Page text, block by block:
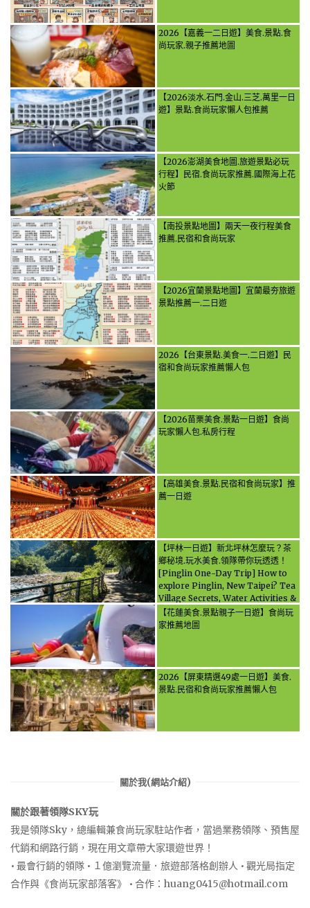
2026【嘉義一二日遊】美食.景點.食
尚玩家.親子推薦地圖
【2026淡水.石門.金山.三芝.萬里一日
遊】景點.食尚玩家懶人包推薦
【2026澎湖美食地圖.旅遊景點必玩
行程】民宿.食尚玩家推薦.國際海上花
火節
【南投景點地圖】兩天一夜行程美食
推薦.民宿和食尚玩家
【2026宜蘭景點地圖】宜蘭最夯旅遊
景點推薦一.二日遊
2026【台東景點.美食一.二日遊】民
宿和食尚玩家推薦懶人包
【2026苗栗美食.景點一日遊】食尚
玩家懶人包.私房行程
【高雄美食.景點.民宿和食尚玩家】推
薦一日遊
【坪林一日遊】新北坪林怎麼玩？茶
鄉秘境.玩水美食.領隊帶你玩透透！
[Pinglin One-Day Trip] How to
explore Pinglin, New Taipei? Tea
Village Secrets, Water Activities &
Food, Let the guide take you
through it all!
【花蓮美食.景點親子一日遊】食尚玩
家推薦地圖
2026【屏東精選49處一日遊】美食.
景點.民宿和食尚玩家推薦懶人包
關於我(網站介紹)
關於跟著領隊SKY玩
我是領隊Sky，總編輯兼食尚玩家駐站作者，當過業務領隊、預售屋
代銷和網路行銷，現在用文章帶大家環遊世界！
• 最會行銷的領隊 • １億瀏覽流量．旅遊部落格創辦人 • 觀光局指定
合作與《食尚玩家部落客》 • 合作： huang0415@hotmail.com